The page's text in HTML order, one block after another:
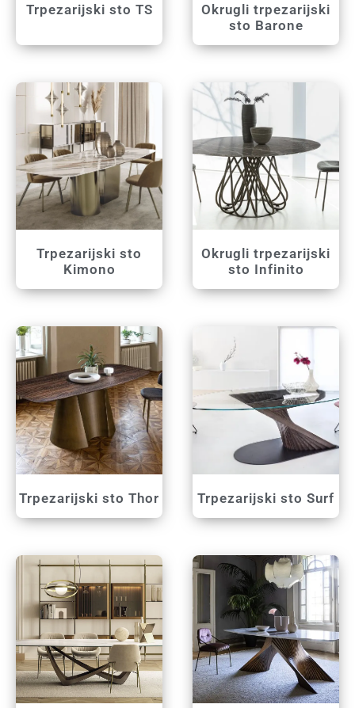
Trpezarijski sto TS
Okrugli trpezarijski
sto Barone
Trpezarijski sto
Kimono
Okrugli trpezarijski
sto Infinito
Trpezarijski sto Thor Trpezarijski sto Surf